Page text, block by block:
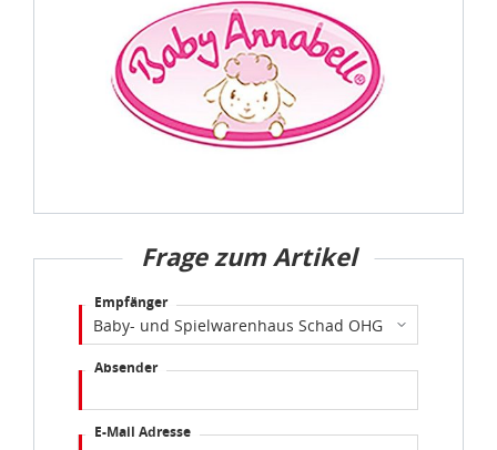
Sie können die Cookie-Einwilligung jederzeit links unten
auf Ihrem Bildschirm anpassen und damit widerrufen.
idee+spiel Betriebs-GmbH
Datenschutzbestimmungenund Impressum
Frage zum Artikel
Empfänger
Absender
E-Mail Adresse